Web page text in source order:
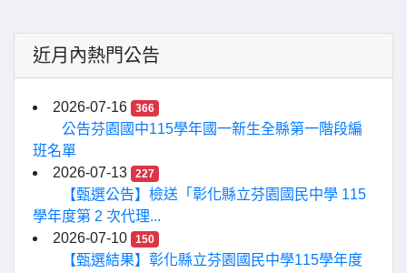
近月內熱門公告
2026-07-16 366
公告芬園國中115學年國一新生全縣第一階段編
班名單
2026-07-13
227
【甄選公告】檢送「彰化縣立芬園國民中學 115
學年度第 2 次代理...
2026-07-10
150
【甄選結果】彰化縣立芬園國民中學115學年度